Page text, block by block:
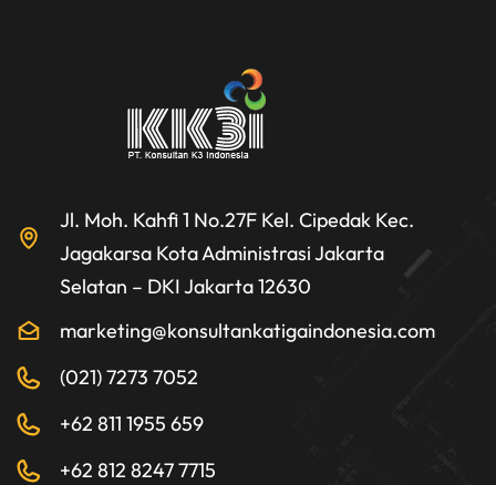
Jl. Moh. Kahfi 1 No.27F Kel. Cipedak Kec.
Jagakarsa Kota Administrasi Jakarta
Selatan – DKI Jakarta 12630
marketing@konsultankatigaindonesia.com
(021) 7273 7052
+62 811 1955 659
+62 812 8247 7715